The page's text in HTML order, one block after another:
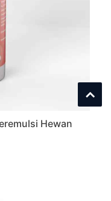
Hewan